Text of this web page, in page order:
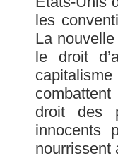
les
La
le droit
capitalisme
droit des
innocents
nourrissent